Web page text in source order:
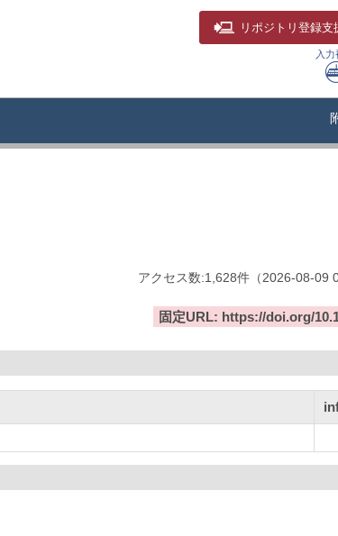
リポジトリ 登録支
入力
アクセス数:1,628件 （2026-08-09
固定URL: https://doi.org/